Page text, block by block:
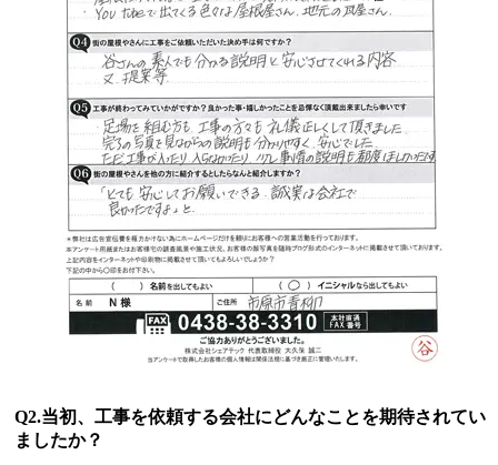
Q2.当初、工事を依頼する会社にどんなことを期待されてい
ましたか？